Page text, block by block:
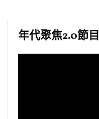
年代聚焦2.0節目